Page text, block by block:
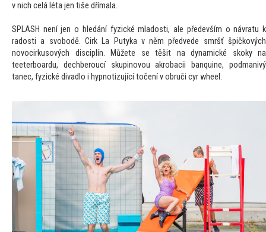
v nich celá léta jen tiše dřímala.
SPLASH není jen o hledání fyzické mladosti, ale především o návratu k
radosti a svobodě. Cirk La Putyka v něm předvede smršť špičkových
novocirkusových disciplín. Můžete se těšit na dynamické skoky na
teeterboardu, dechberoucí skupinovou akrobacii banquine, podmanivý
tanec, fyzické divadlo i hypnotizující točení v obruči cyr wheel.